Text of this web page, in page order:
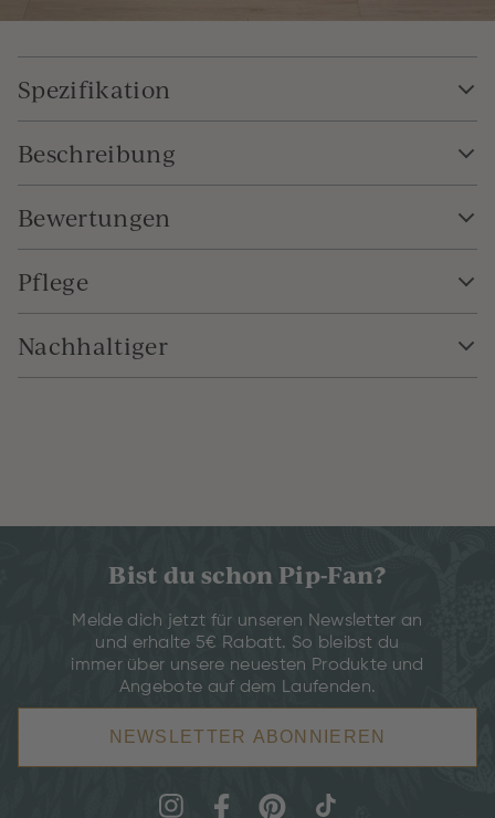
Spezifikation
Beschreibung
Bewertungen
Pflege
Nachhaltiger
Bist du schon Pip-Fan?
Melde dich jetzt für unseren Newsletter an
und erhalte 5€ Rabatt. So bleibst du
immer über unsere neuesten Produkte und
Angebote auf dem Laufenden.
NEWSLETTER ABONNIEREN